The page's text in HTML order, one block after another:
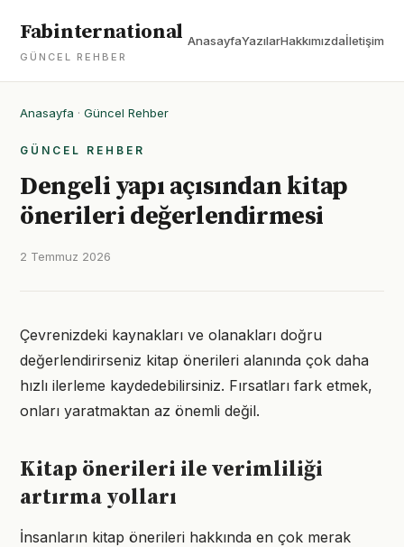
Fabinternational
GÜNCEL REHBER
AnasayfaYazılarHakkımızdaİletişim
Anasayfa · Güncel Rehber
GÜNCEL REHBER
Dengeli yapı açısından kitap
önerileri değerlendirmesi
2 Temmuz 2026
Çevrenizdeki kaynakları ve olanakları doğru
değerlendirirseniz kitap önerileri alanında çok daha
hızlı ilerleme kaydedebilirsiniz. Fırsatları fark etmek,
onları yaratmaktan az önemli değil.
Kitap önerileri ile verimliliği
artırma yolları
İnsanların kitap önerileri hakkında en çok merak